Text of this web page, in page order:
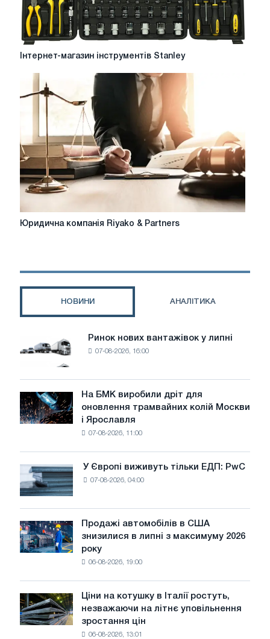
Інтернет-
інструментів
Stanley
Інтернет-магазин інструментів Stanley
Юридична
компанія
Юридична компанія Riyako & Partners
НОВИНИ АНАЛІТИКА
Ринок
нових
вантажівок
у
липні
Ринок нових вантажівок у липні
07-08-2026, 16:00
На
БМК
виробили
трамвайних
колій
Москви
і
Ярославля
На БМК виробили дріт для
оновлення трамвайних колій Москви
і Ярославля
07-08-2026, 11:00
Європі
виживуть
тільки
ЕДП:
PwC
У Європі виживуть тільки ЕДП: PwC
07-08-2026, 04:00
Продажі
автомобілів
в
липні
з
максимуму
Продажі автомобілів в США
знизилися в липні з максимуму 2026
року
06-08-2026, 19:00
Ціни
на
котушку
Ціни на котушку в Італії ростуть,
незважаючи на літнє уповільнення
зростання цін
06-08-2026, 13:01